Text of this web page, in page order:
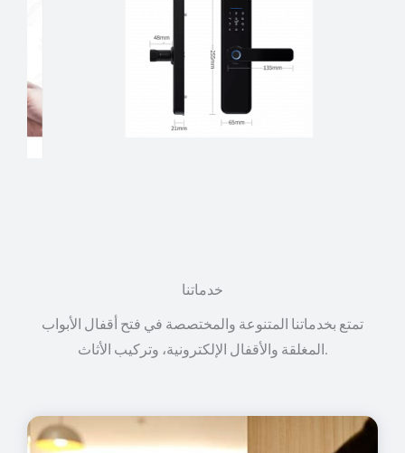
خدماتنا
تمتع بخدماتنا المتنوعة والمختصصة في فتح أقفال الأبواب